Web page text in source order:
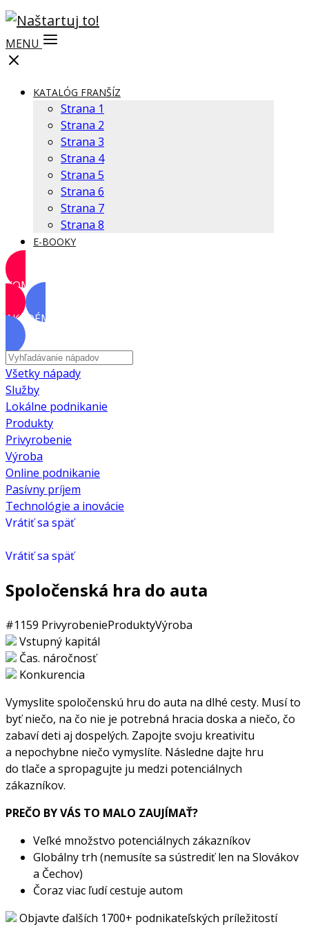
MENU
KATALÓG FRANŠÍZ
Strana 1
Strana 2
Strana 3
Strana 4
Strana 5
Strana 6
Strana 7
Strana 8
E-BOOKY
KOMUNITA
AKADÉMIA
Všetky nápady
Služby
Lokálne podnikanie
Produkty
Privyrobenie
Výroba
Online podnikanie
Pasívny príjem
Technológie a inovácie
Vrátiť sa späť
Vrátiť sa späť
Spoločenská hra do auta
#1159 PrivyrobenieProduktyVýroba
Vstupný kapitál
Čas. náročnosť
Konkurencia
Vymyslite spoločenskú hru do auta na dlhé cesty. Musí to
byť niečo, na čo nie je potrebná hracia doska a niečo, čo
zabaví deti aj dospelých. Zapojte svoju kreativitu
a nepochybne niečo vymyslíte. Následne dajte hru
do tlače a spropagujte ju medzi potenciálnych
zákazníkov.
PREČO BY VÁS TO MALO ZAUJÍMAŤ?
Veľké množstvo potenciálnych zákazníkov
Globálny trh (nemusíte sa sústrediť len na Slovákov
a Čechov)
Čoraz viac ľudí cestuje autom
Objavte ďalších 1700+ podnikateľských príležitostí